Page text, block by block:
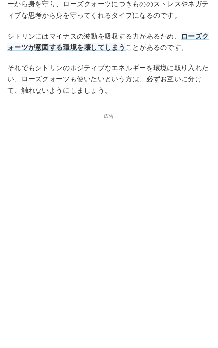
ーから身を守り、ローズクォーツにつきもののストレスやネガテ
ィブな思考から身を守ってくれるタイプになるのです。
シトリンにはマイナスの波動を吸収する力があるため、
ローズク
ォーツが意図する環境を壊してしまう ことがあるのです。
それでもシトリンのポジティブなエネルギーを環境に取り入れた
い、ローズクォーツも使いたいという方は、必ずお互いに分け
て、触れないようにしましょう。
広告